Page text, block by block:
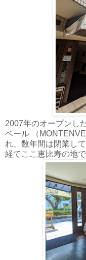
2007年のオープンし
ベール （
れ、数年間は閉業し
経てここ恵比寿の地で